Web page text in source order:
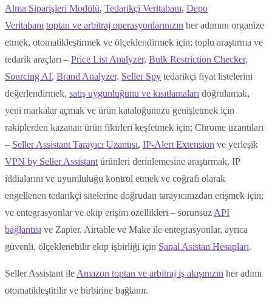
Alma Siparişleri Modülü, Tedarikçi Veritabanı, Depo
Veritabanı toptan ve arbitraj operasyonlarınızın her adımını organize
etmek, otomatikleştirmek ve ölçeklendirmek için; toplu araştırma ve
tedarik araçları – Price List Analyzer, Bulk Restriction Checker,
Sourcing AI, Brand Analyzer, Seller Spy tedarikçi fiyat listelerini
değerlendirmek, satış uygunluğunu ve kısıtlamaları doğrulamak,
yeni markalar açmak ve ürün kataloğunuzu genişletmek için
rakiplerden kazanan ürün fikirleri keşfetmek için; Chrome uzantıları
– Seller Assistant Tarayıcı Uzantısı, IP-Alert Extension ve yerleşik
VPN by Seller Assistant ürünleri derinlemesine araştırmak, IP
iddialarını ve uyumluluğu kontrol etmek ve coğrafi olarak
engellenen tedarikçi sitelerine doğrudan tarayıcınızdan erişmek için;
ve entegrasyonlar ve ekip erişim özellikleri – sorunsuz API
bağlantısı ve Zapier, Airtable ve Make ile entegrasyonlar, ayrıca
güvenli, ölçeklenebilir ekip işbirliği için Sanal Asistan Hesapları.
Seller Assistant ile Amazon toptan ve arbitraj iş akışınızın her adımı
otomatikleştirilir ve birbirine bağlanır.